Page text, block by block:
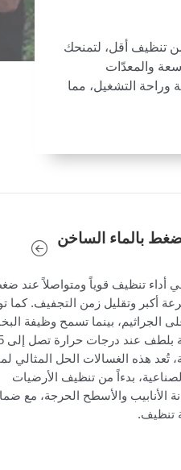
تنظيف أقل، لتمنحك
والمعدّات
وراحة التشغيل، مما
بالماء الساخن
أداء تنظيف قوياً ومتواصلاً عند
أكبر وتقليل زمن التجفيف. كما
الجراثيم، بينما تسمح وظيفة
تُعد هذه الغسالات الحل المثالي
بدءاً من تنظيف الأرضيات
الأنابيب والأسطح الحرجة، مع
تنظيف.